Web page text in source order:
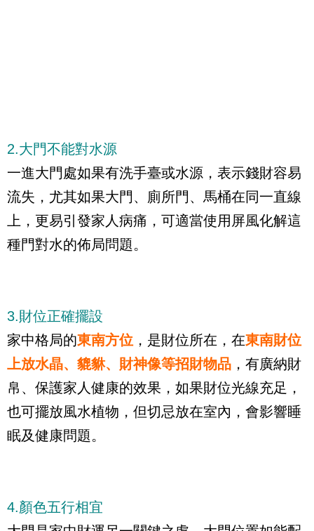
2.大門不能對水源
一進大門處如果有洗手臺或水源，表示錢財容易
流失，尤其如果大門、廁所門、馬桶在同一直線
上，更易引發家人病痛，可適當使用屏風化解這
種門對水的佈局問題。
3.財位正確擺設
家中格局的東南方位 ，是財位所在，在東南財位
上放水晶、貔貅、財神像等招財物品 ，有廣納財
帛、保護家人健康的效果，如果財位光線充足，
也可擺放風水植物，但切忌放在室內，會影響睡
眠及健康問題。
4.顏色五行相宜